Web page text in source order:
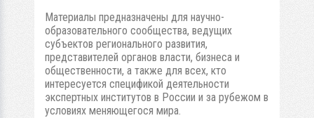
Материалы предназначены для научно-
образовательного сообщества, ведущих
субъектов регионального развития,
представителей органов власти, бизнеса и
общественности, а также для всех, кто
интересуется спецификой деятельности
экспертных институтов в России и за рубежом в
условиях меняющегося мира.